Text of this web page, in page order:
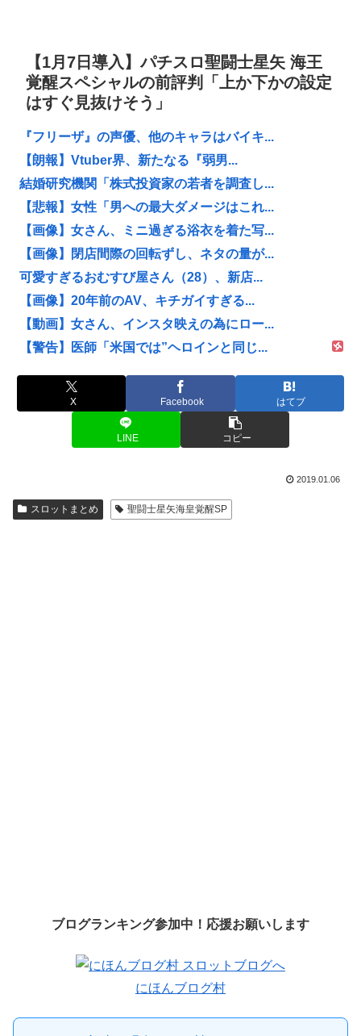
【1月7日導入】パチスロ聖闘士星矢 海王
覚醒スペシャルの前評判「上か下かの設定
はすぐ見抜けそう」
『フリーザ』の声優、他のキャラはバイキ...
【朗報】Vtuber界、新たなる『弱男...
結婚研究機関「株式投資家の若者を調査し...
【悲報】女性「男への最大ダメージはこれ...
【画像】女さん、ミニ過ぎる浴衣を着た写...
【画像】閉店間際の回転ずし、ネタの量が...
可愛すぎるおむすび屋さん（28）、新店...
【画像】20年前のAV、キチガイすぎる...
【動画】女さん、インスタ映えの為にロー...
【警告】医師「米国では”ヘロインと同じ...
X Facebook はてブ
LINE コピー
2019.01.06
スロットまとめ 聖闘士星矢海皇覚醒SP
ブログランキング参加中！応援お願いします
にほんブログ村